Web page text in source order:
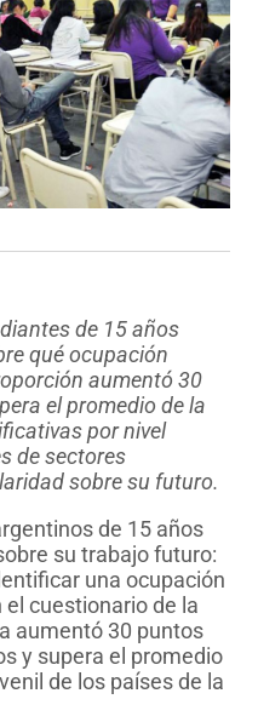
de 15 años
qué ocupación
aumentó 30
el promedio de la
por nivel
de sectores
sobre su futuro.
de 15 años
su trabajo futuro:
una ocupación
cuestionario de la
aumentó 30 puntos
y supera el promedio
de los países de la